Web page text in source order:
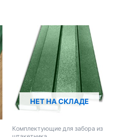
НЕТ НА СКЛАДЕ
Комплектующие для забора из